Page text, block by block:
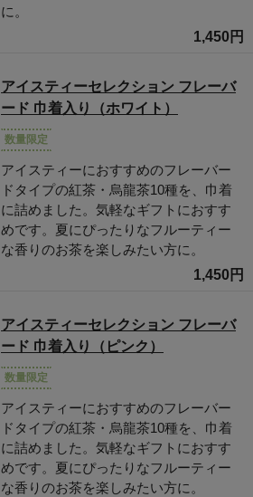
に。
1,450円
アイスティーセレクション フレーバ
ード 巾着入り（ホワイト）
数量限定
アイスティーにおすすめのフレーバー
ドタイプの紅茶・烏龍茶10種を、巾着
に詰めました。気軽なギフトにおすす
めです。夏にぴったりなフルーティー
な香りのお茶を楽しみたい方に。
1,450円
アイスティーセレクション フレーバ
ード 巾着入り（ピンク）
数量限定
アイスティーにおすすめのフレーバー
ドタイプの紅茶・烏龍茶10種を、巾着
に詰めました。気軽なギフトにおすす
めです。夏にぴったりなフルーティー
な香りのお茶を楽しみたい方に。